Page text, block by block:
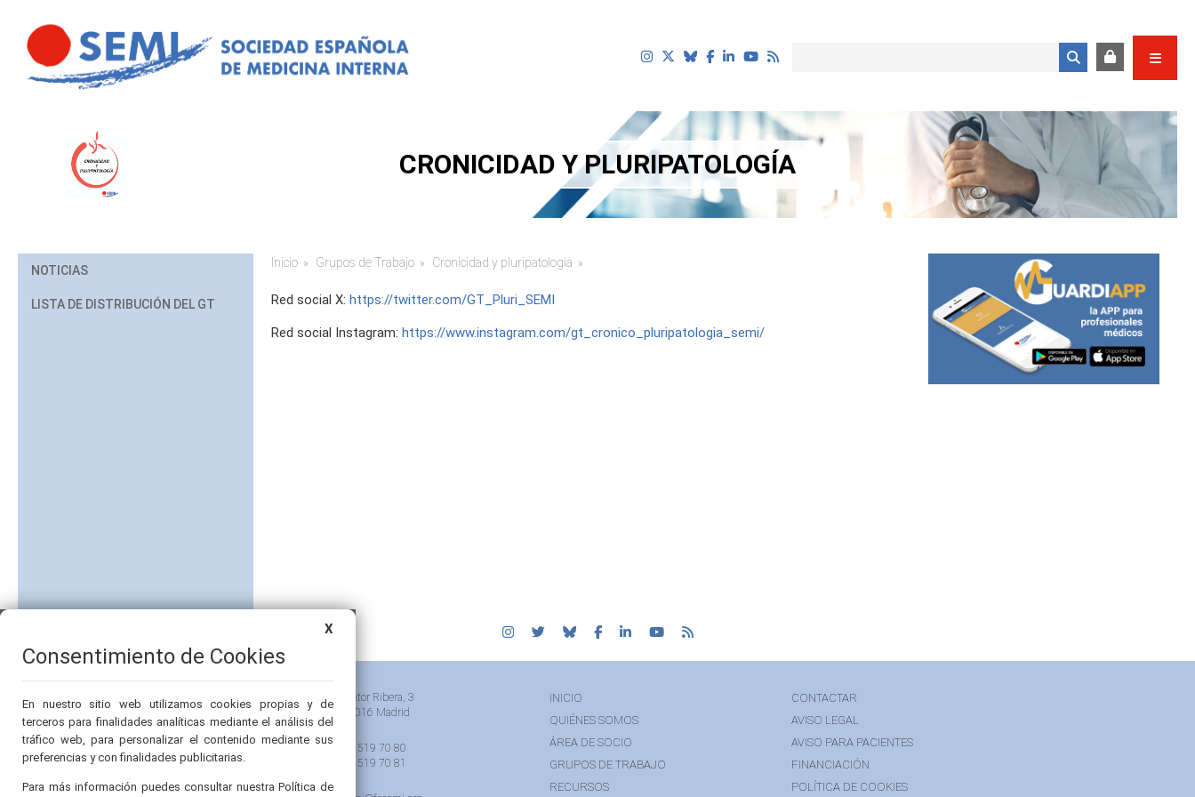
CRONICIDAD Y PLURIPATOLOGÍA
NOTICIAS
LISTA DE DISTRIBUCIÓN DEL GT
Usted está aquí
Inicio Grupos de Trabajo Cronicidad y pluripatología
Red social X: https://twitter.com/GT_Pluri_SEMI
Red social Instagram: https://www.instagram.com/gt_cronico_pluripatologia_semi/
Pintor Ribera, 3
28016 Madrid
91 519 70 80
91 519 70 81
INICIO
QUIÉNES SOMOS
ÁREA DE SOCIO
GRUPOS DE TRABAJO
RECURSOS
CONTACTAR
AVISO LEGAL
AVISO PARA PACIENTES
FINANCIACIÓN
POLÍTICA DE COOKIES
X
Consentimiento de Cookies
En nuestro sitio web utilizamos cookies propias y de
terceros para finalidades analíticas mediante el análisis del
tráfico web, para personalizar el contenido mediante sus
preferencias y con finalidades publicitarias.
Para más información puedes consultar nuestra Política de